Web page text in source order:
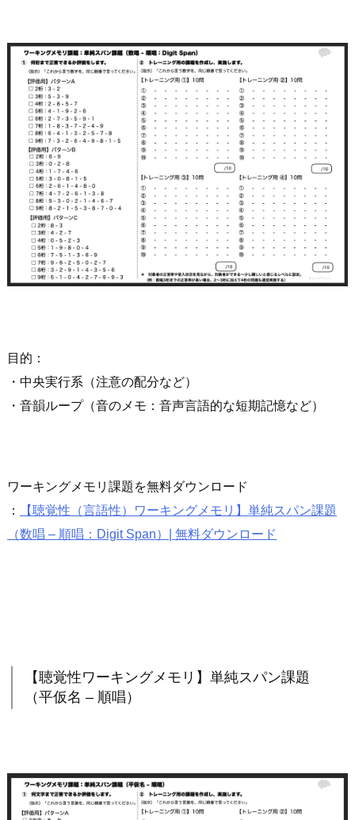
目的：
・中央実行系（注意の配分など）
・音韻ループ（音のメモ：音声言語的な短期記憶など）
ワーキングメモリ課題を無料ダウンロード
：
【聴覚性（言語性）ワーキングメモリ】単純スパン課題
（数唱 – 順唱：Digit Span）| 無料ダウンロード
【聴覚性ワーキングメモリ】単純スパン課題
（平仮名 – 順唱）